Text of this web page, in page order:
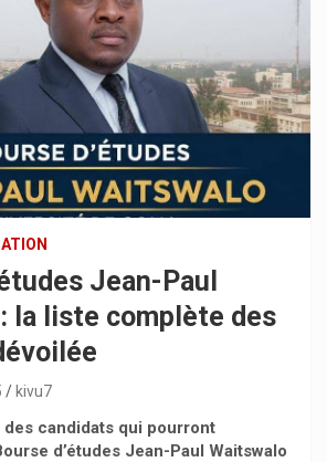
Jean-Paul
la liste complète des
kivu7
candidats qui pourront
d’études Jean-Paul Waitswalo